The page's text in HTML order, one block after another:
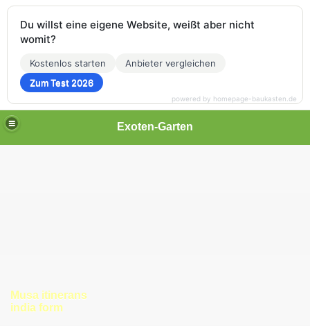
Exoten-Garten
Musa itinerans
india form
Du willst eine eigene Website, weißt aber nicht
womit?
Kostenlos starten
Anbieter vergleichen
Zum Test 2026
powered by homepage-baukasten.de